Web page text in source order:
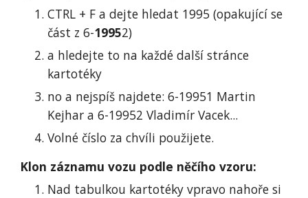
CTRL + F a dejte hledat 1995 (opakující se
část z 6-19952)
a hledejte to na každé další stránce
kartotéky
no a nejspíš najdete: 6-19951 Martin
Kejhar a 6-19952 Vladimír Vacek...
Volné číslo za chvíli použijete.
Klon záznamu vozu podle něčího vzoru:
Nad tabulkou kartotéky vpravo nahoře si